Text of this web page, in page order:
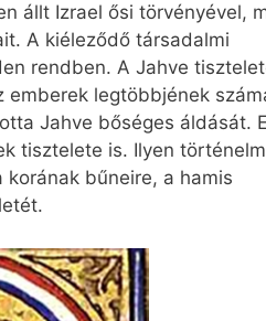
állt Izrael ősi törvényével,
A kiéleződő társadalmi
rendben. A Jahve
legtöbbjének
Jahve bőséges áldását.
tisztelete is. Ilyen
bűneire, a hamis